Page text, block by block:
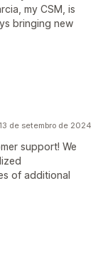
my CSM, is
bringing new
13 de setembro de 2024
support! We
of additional